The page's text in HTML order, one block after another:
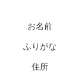
お名前
ふりがな
住所